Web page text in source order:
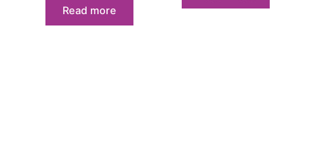
Read more